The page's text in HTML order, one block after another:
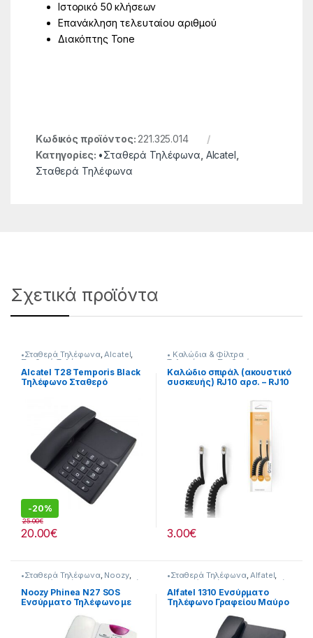
Ιστορικό 50 κλήσεων
Επανάκληση τελευταίου αριθμού
Διακόπτης Tone
Κωδικός προϊόντος: 221.325.014
Κατηγορίες: •Σταθερά Τηλέφωνα Alcatel
Σταθερά Τηλέφωνα
Σχετικά προϊόντα
•Σταθερά Τηλέφωνα,Alcatel,
Σταθερά Τηλέφωνα
Alcatel T28 Temporis Black
Τηλέφωνο Σταθερό
-20%
20.00€
25.00€
• Καλώδια & Φίλτρα
Τηλεφώνικα Σταθερά
Τηλέφωνα
Καλώδιο σπιράλ (ακουστικό
συσκευής) RJ10 αρσ. – RJ10
3.00€
•Σταθερά Τηλέφωνα, Noozy,
Σταθερά Τηλέφωνα ,Τηλεφωνία
Noozy Phinea N27 SOS
Ενσύρματο Τηλέφωνο με
Ακρόαση και Πλήκτρο
Άμεσης Ανάγκης Λευκό
•Σταθερά Τηλέφωνα, Alfatel
Σταθερά Τηλέφωνα ,Τηλεφωνία
Alfatel 1310 Ενσύρματο
Τηλέφωνο Γραφείου Μαύρο